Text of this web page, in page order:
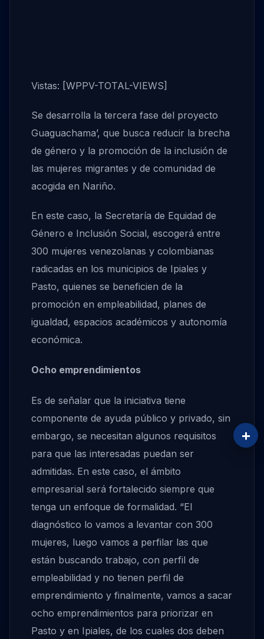
Vistas: [WPPV-TOTAL-VIEWS]
Se desarrolla la tercera fase del proyecto
Guaguachama’, que busca reducir la brecha
de género y la promoción de la inclusión de
las mujeres migrantes y de comunidad de
acogida en Nariño.
En este caso, la Secretaría de Equidad de
Género e Inclusión Social, escogerá entre
300 mujeres venezolanas y colombianas
radicadas en los municipios de Ipiales y
Pasto, quienes se beneficien de la
promoción en empleabilidad, planes de
igualdad, espacios académicos y autonomía
económica.
Ocho emprendimientos
Es de señalar que la iniciativa tiene
componente de ayuda público y privado, sin
embargo, se necesitan algunos requisitos
para que las interesadas puedan ser
admitidas. En este caso, el ámbito
empresarial será fortalecido siempre que
tenga un enfoque de formalidad. “El
diagnóstico lo vamos a levantar con 300
mujeres, luego vamos a perfilar las que
están buscando trabajo, con perfil de
empleabilidad y no tienen perfil de
emprendimiento y finalmente, vamos a sacar
ocho emprendimientos para priorizar en
Pasto y en Ipiales, de los cuales dos deben
+